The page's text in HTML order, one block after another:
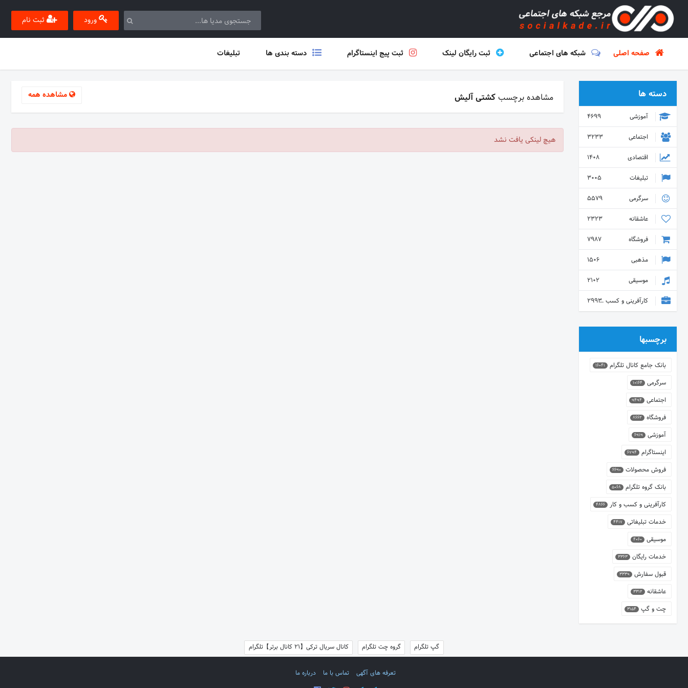
ورود ثبت نام
صفحه اصلی شبکه های اجتماعی ثبت رایگان لینک ثبت پیج اینستاگرام دسته بندی ها تبلیغات
مشاهده برچسب کشتی آلیش مشاهده همه
هیچ لینکی یافت نشد
دسته ها
آموزشی
4699
اجتماعی
3233
اقتصادی
1408
تبلیغات
3005
سرگرمی
5579
عاشقانه
2323
فروشگاه
7987
مذهبی
1506
موسیقی
2102
کارآفرینی و کسب و کار 2993
برچسبها
بانک جامع کانال تلگرام 16041
سرگرمی 10164
اجتماعی 9494
فروشگاه 8662
آموزشی 6919
اینستاگرام 6794
فروش محصولات 6690
بانک گروه تلگرام 5068
کارآفرینی و کسب و کار 4866
خدمات تبلیغاتی 4417
موسیقی 4060
خدمات رایگان 3363
قبول سفارش 3339
عاشقانه 3312
چت و گپ 3154
گپ تلگرام گروه چت تلگرام کانال سریال ترکی【21 کانال برتر】تلگرام
تعرفه های آگهی تماس با ما درباره ما